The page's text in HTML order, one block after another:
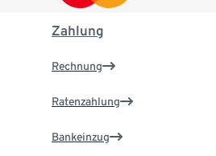
Zahlung
Rechnung
Ratenzahlung
Bankeinzug